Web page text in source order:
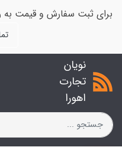
برای ثبت سفارش و قیمت به
نویان
تجارت
اهورا